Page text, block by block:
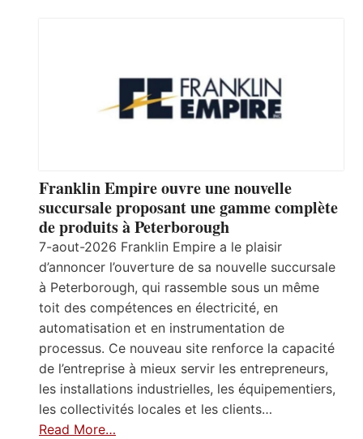
Franklin Empire ouvre une nouvelle
succursale proposant une gamme complète
de produits à Peterborough
7-aout-2026 Franklin Empire a le plaisir
d’annoncer l’ouverture de sa nouvelle succursale
à Peterborough, qui rassemble sous un même
toit des compétences en électricité, en
automatisation et en instrumentation de
processus. Ce nouveau site renforce la capacité
de l’entreprise à mieux servir les entrepreneurs,
les installations industrielles, les équipementiers,
les collectivités locales et les clients…
Read More…